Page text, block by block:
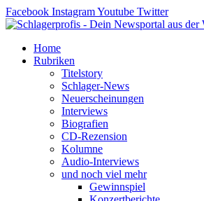
Zum
Inhalt
Facebook InstagramYoutube Twitter
Home
Rubriken
Titelstory
Schlager-News
Neuerscheinungen
Interviews
Biografien
CD-Rezension
Kolumne
Audio-Interviews
und noch viel mehr
Gewinnspiel